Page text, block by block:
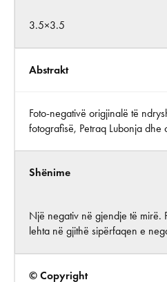
3.5×3.5
Abstrakt
Foto-negativë origjinalë të
fotografisë, Petraq Lubonja dhe
Shënime
Një negativ në gjendje të mirë.
lehta në gjithë sipërfaqen e
© Copyright